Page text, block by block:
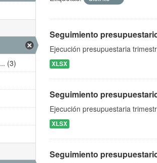
Seguimiento
Ejecución presupuestaria
XLSX
Seguimiento
Ejecución presupuestaria
XLSX
Seguimiento
(3)